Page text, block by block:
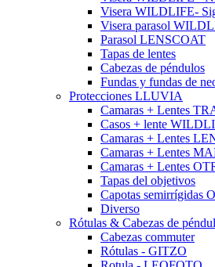
Visera WILDLIFE-
Visera parasol
Parasol LENSCOAT
Tapas de lentes
Cabezas de péndulos
Fundas y fundas de
Protecciones LLUVIA
Camaras + Lentes
Casos + lente
Camaras + Lentes
Camaras + Lentes
Camaras + Lentes
Tapas del objetivos
Capotas semirrígidas
Diverso
Rótulas & Cabezas de
Cabezas commuter
Rótulas - GITZO